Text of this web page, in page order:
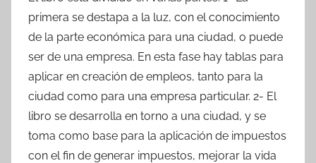
primera se destapa a la luz, con el conocimiento
de la parte económica para una ciudad, o puede
ser de una empresa. En esta fase hay tablas para
aplicar en creación de empleos, tanto para la
ciudad como para una empresa particular. 2- El
libro se desarrolla en torno a una ciudad, y se
toma como base para la aplicación de impuestos
con el fin de generar impuestos, mejorar la vida